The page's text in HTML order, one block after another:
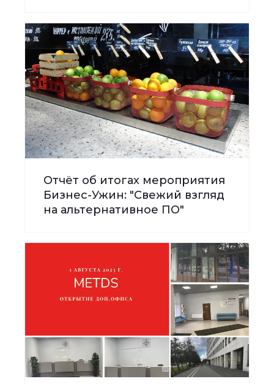
Отчёт об итогах мероприятия
Бизнес-Ужин: "Свежий взгляд
на альтернативное ПО"